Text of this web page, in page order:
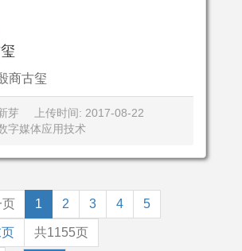
商古玺
芽
上传时间: 2017-08-22
字媒体应用技术
页 1 2 3 4 5
共1155页